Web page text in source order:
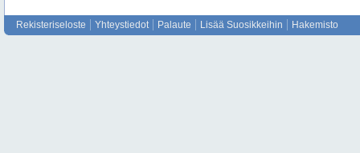
Rekisteriseloste Yhteystiedot Palaute Lisää Suosikkeihin Hakemisto